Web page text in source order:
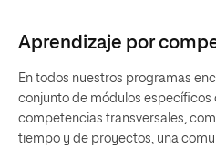
Aprendizaje por
En todos nuestros programas
conjunto de módulos específicos
competencias transversales,
tiempo y de proyectos, una